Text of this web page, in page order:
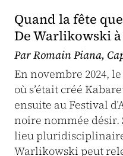
Quand la fête
De Warlikowski
Par Romain Piana,
En novembre 2024,
où s’était créé
ensuite au Festival
noire nommée désir.
lieu
Warlikowski peut